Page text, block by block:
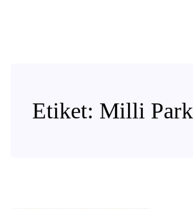
Etiket: Milli Park